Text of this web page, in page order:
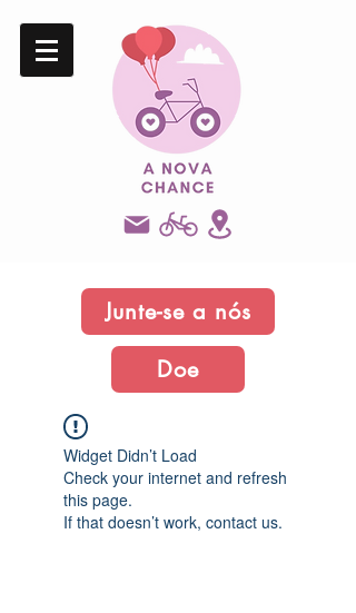
Junte-se a nós
Doe
Widget Didn’t Load
Check your internet and refresh
this page.
If that doesn’t work, contact us.